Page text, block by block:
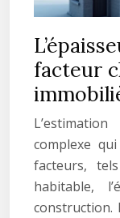
facteur
complexe
facteurs,
habitable,
construction.